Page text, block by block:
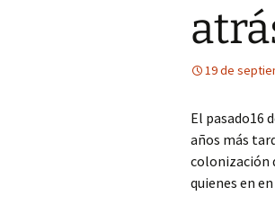
19 de
El pasado16
años más
colonización
quienes en